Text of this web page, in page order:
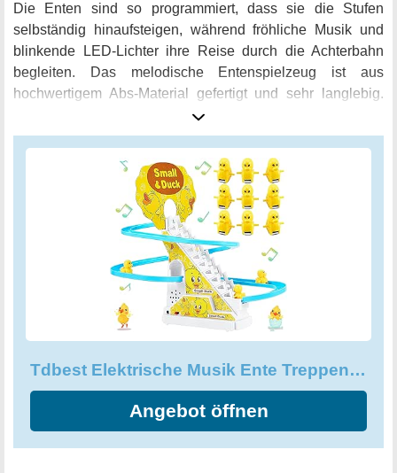
Die Enten sind so programmiert, dass sie die Stufen
selbständig hinaufsteigen, während fröhliche Musik und
blinkende LED-Lichter ihre Reise durch die Achterbahn
begleiten. Das melodische Entenspielzeug ist aus
hochwertigem Abs-Material gefertigt und sehr langlebig.
Das melodische Entenspielzeug wurde sorgfältig
konstruiert, und seine Ecken haben keine gezackten
Kanten. Geben Sie Ihren Säuglingen und Kleinkindern
unbedingt die Möglichkeit, sich an dem Spielzeug zu
Tdbest Elektrische Musik Ente Treppensteigen Spielzeug, Rennwagen Bahn Spielzeug Kinder Achterbahn Spielzeug Set Kinder Lernspielzeug
Angebot öffnen